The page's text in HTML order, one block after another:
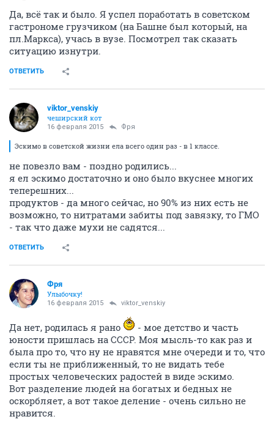
Да, всё так и было. Я успел поработать в советском
гастрономе грузчиком (на Башне был который, на
пл.Маркса), учась в вузе. Посмотрел так сказать
ситуацию изнутри.
ОТВЕТИТЬ
viktor_venskiy
чеширский кот
16 февраля 2015 Фря
Эскимо в советской жизни ела всего один раз - в 1 классе.
не повезло вам - поздно родились...
я ел эскимо достаточно и оно было вкуснее многих
теперешних...
продуктов - да много сейчас, но 90% из них есть не
возможно, то нитратами забиты под завязку, то ГМО
- так что даже мухи не садятся...
ОТВЕТИТЬ
Фря
Улыбочку!
16 февраля 2015 viktor_venskiy
Да нет, родилась я рано
- мое детство и часть
юности пришлась на СССР. Моя мысль-то как раз и
была про то, что ну не нравятся мне очереди и то, что
если ты не приближенный, то не видать тебе
простых человеческих радостей в виде эскимо.
Вот разделение людей на богатых и бедных не
оскорбляет, а вот такое деление - очень сильно не
нравится.